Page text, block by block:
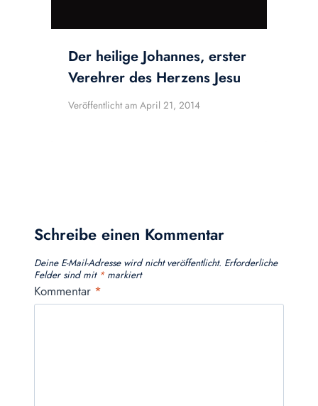
Der heilige Johannes, erster
Verehrer des Herzens Jesu
Veröffentlicht am April 21, 2014
Schreibe einen Kommentar
Deine E-Mail-Adresse wird nicht veröffentlicht. Erforderliche
Felder sind mit *markiert
Kommentar *